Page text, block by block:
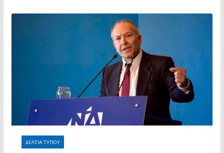
911 νέους φοιτητές που επέλεξαν τα 6
Τμήματα της Κέρκυρας για τις σπουδές
τους»
Στέφανος Γκίκας: «Οι νέες προκλήσεις, όπως
η τεχνητή νοημοσύνη, η κλιματική κρίση, η
στεγαστική πίεση και η ανάγκη προστασίας
των επόμενων γενεών, επιβάλλουν
σύγχρονες και ουσιαστικές θεσμικές
απαντήσεις»
ΔΕΛΤΙΑ ΤΥΠΟΥ